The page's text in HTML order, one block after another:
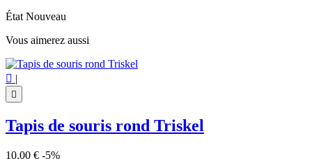
ÉtatNouveau
Vous aimerez aussi
 |

Tapis de souris rond Triskel
10,00 € -5%